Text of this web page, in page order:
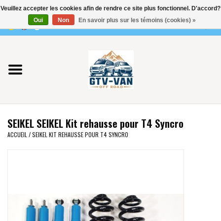
0 Articles - €0,00
Utilisez
les
flèches
haut
et
bas
pour
résultat
disponible.
accéder
au
Vito / classe V - 447
Viano /Vito 639
VW T7 2025
VW CRAFTER / MAN TGE
SEIKEL SEIKEL Kit rehausse pour T4 Syncro
ACCUEIL /SEIKEL KIT REHAUSSE POUR T4 SYNCRO
Veuillez accepter les cookies afin de rendre ce site plus fonctionnel. D'accord?
Oui
Non En savoir plus sur les témoins (cookies) »